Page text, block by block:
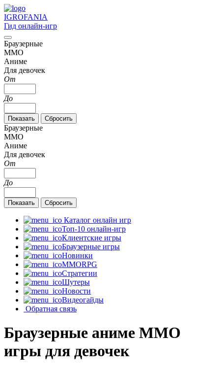
IGROFANIA
Гид онлайн-игр
Браузерные
MMO
Аниме
Для девочек
От
До
Браузерные
MMO
Аниме
Для девочек
От
До
Каталог онлайн игр
Топ-10 онлайн-игр
Клиентские игры
Браузерные игры
Новинки
MMORPG
Стратегии
Шутеры
Новости
Видеогайды
Обратная связь
Браузерные аниме MMO
игры для девочек